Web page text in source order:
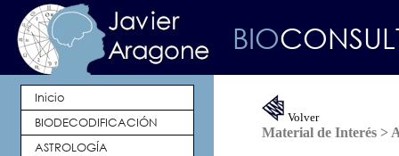
BIO
Inicio
BIODECODIFICACIÓN
ASTROLOGÍA
Volver
Material de Interés >